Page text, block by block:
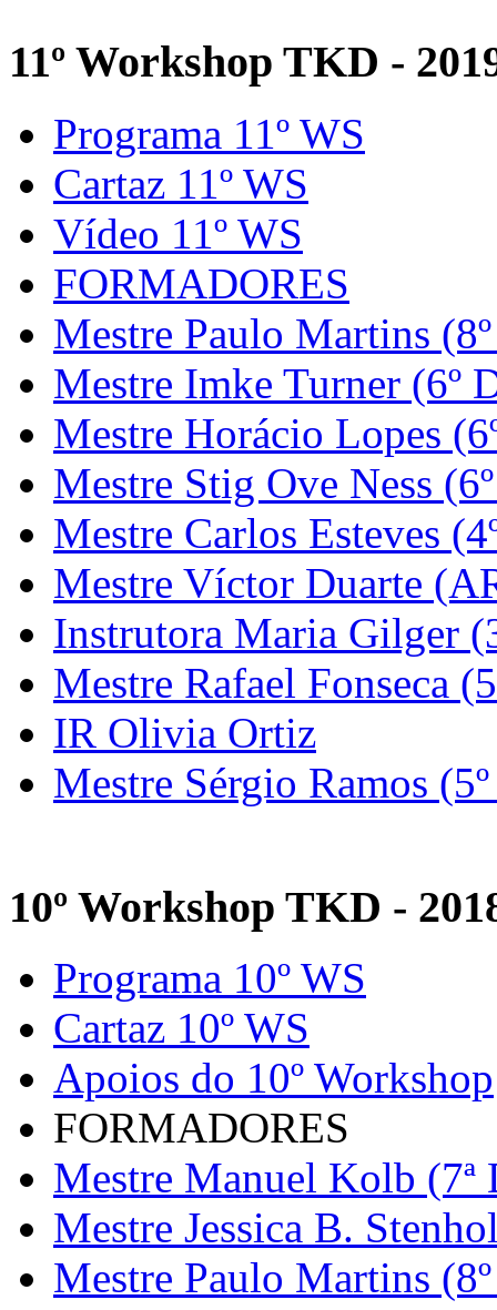
11º Workshop TKD -
Programa 11º WS
Cartaz 11º WS
Vídeo 11º WS
FORMADORES
Mestre Paulo Martins
Mestre Imke Turner (6º
Mestre Horácio Lopes
Mestre Stig Ove Ness
Mestre Carlos Esteves
Mestre Víctor Duarte
Instrutora Maria Gilger
Mestre Rafael Fonseca
IR Olivia Ortiz
Mestre Sérgio Ramos
10º Workshop TKD -
Programa 10º WS
Cartaz 10º WS
Apoios do 10º Workshop
FORMADORES
Mestre Manuel Kolb (7ª
Mestre Jessica B.
Mestre Paulo Martins